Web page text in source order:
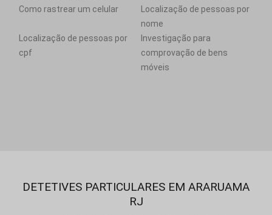
Como rastrear um celular
Localização de pessoas por
nome
Localização de pessoas por
cpf
Investigação para
comprovação de bens
móveis
DETETIVES PARTICULARES EM ARARUAMA
RJ